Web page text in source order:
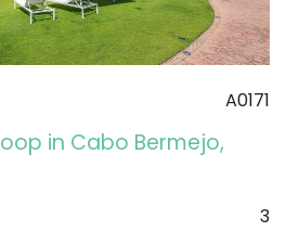
A0171
in Cabo Bermejo,
3